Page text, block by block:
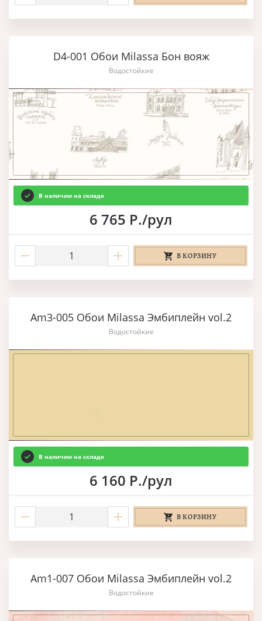
D4-001 Обои Milassa Бон вояж
Водостойкие
В наличии на складе
6 765 Р./рул
В КОРЗИНУ
Am3-005 Обои Milassa Эмбиплейн vol.2
Водостойкие
В наличии на складе
6 160 Р./рул
В КОРЗИНУ
Am1-007 Обои Milassa Эмбиплейн vol.2
Водостойкие